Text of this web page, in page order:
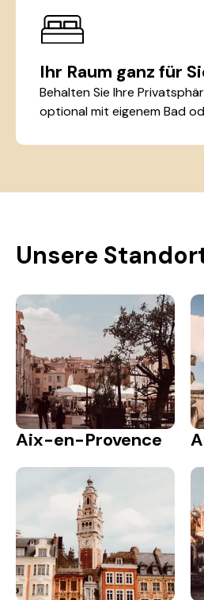
Ihr Raum ganz für
Behalten Sie Ihre
optional mit eigenem Bad
Unsere
Aix-en-Provence